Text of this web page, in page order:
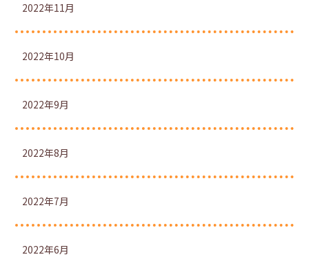
2022年11月
2022年10月
2022年9月
2022年8月
2022年7月
2022年6月